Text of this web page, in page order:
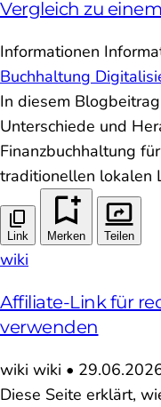
Vergleich zu
Informationen
Buchhaltung
In diesem
Unterschiede und
Finanzbuchhaltung
traditionellen lokalen
Link Merken Teilen
wiki
Affiliate-Link für
verwenden
wiki wiki •
Diese Seite erklärt,